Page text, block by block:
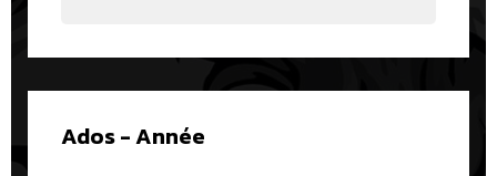
Ados - Année